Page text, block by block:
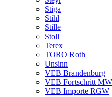
Stiga
Stihl
Stille
Stoll
Terex
TORO Roth
Unsinn
VEB Brandenburg
VEB Fortschritt
VEB Importe RGW